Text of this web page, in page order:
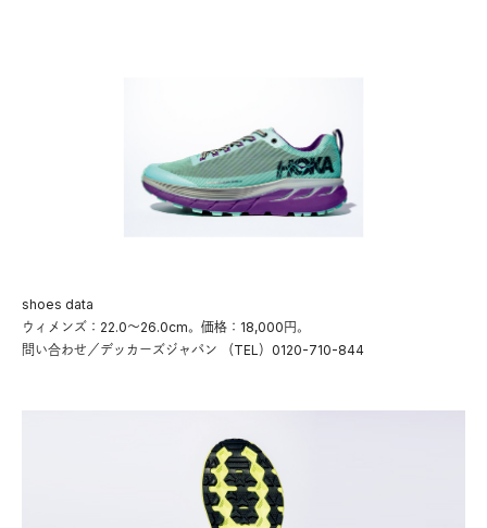
shoes data
ウィメンズ：22.0〜26.0cm。価格：18,000円。
問い合わせ／デッカーズジャパン （TEL）0120-710-844